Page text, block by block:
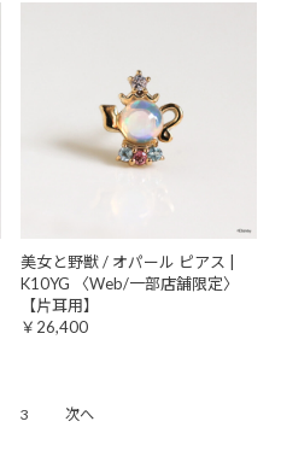
美女と野獣 / オパール ピアス |
K10YG 〈Web/一部店舗限定〉
【片耳用】
￥26,400
3 次へ